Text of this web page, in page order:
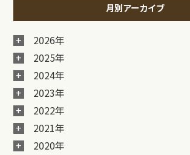
月別アーカイブ
2026年
2025年
2024年
2023年
2022年
2021年
2020年